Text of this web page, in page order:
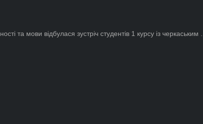
та мови відбулася зустріч студентів 1 курсу із черкаським ...